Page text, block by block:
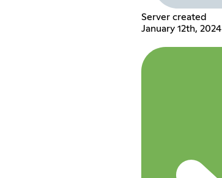
Server created
January 12th, 2024